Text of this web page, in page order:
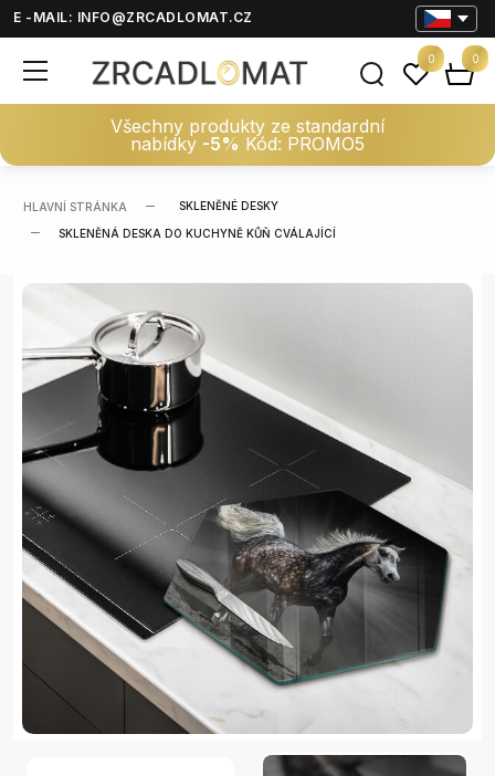
E -MAIL: INFO@ZRCADLOMAT.CZ
Všechny produkty ze standardní
nabídky -5% Kód: PROMO5
0 0
HLAVNÍ STRÁNKA SKLENĚNÉ DESKY
SKLENĚNÁ DESKA DO KUCHYNĚ KŮŇ CVÁLAJÍCÍ